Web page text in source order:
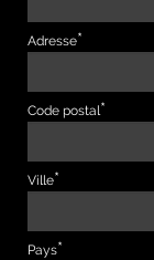
Adresse
Code postal
Ville
Pays